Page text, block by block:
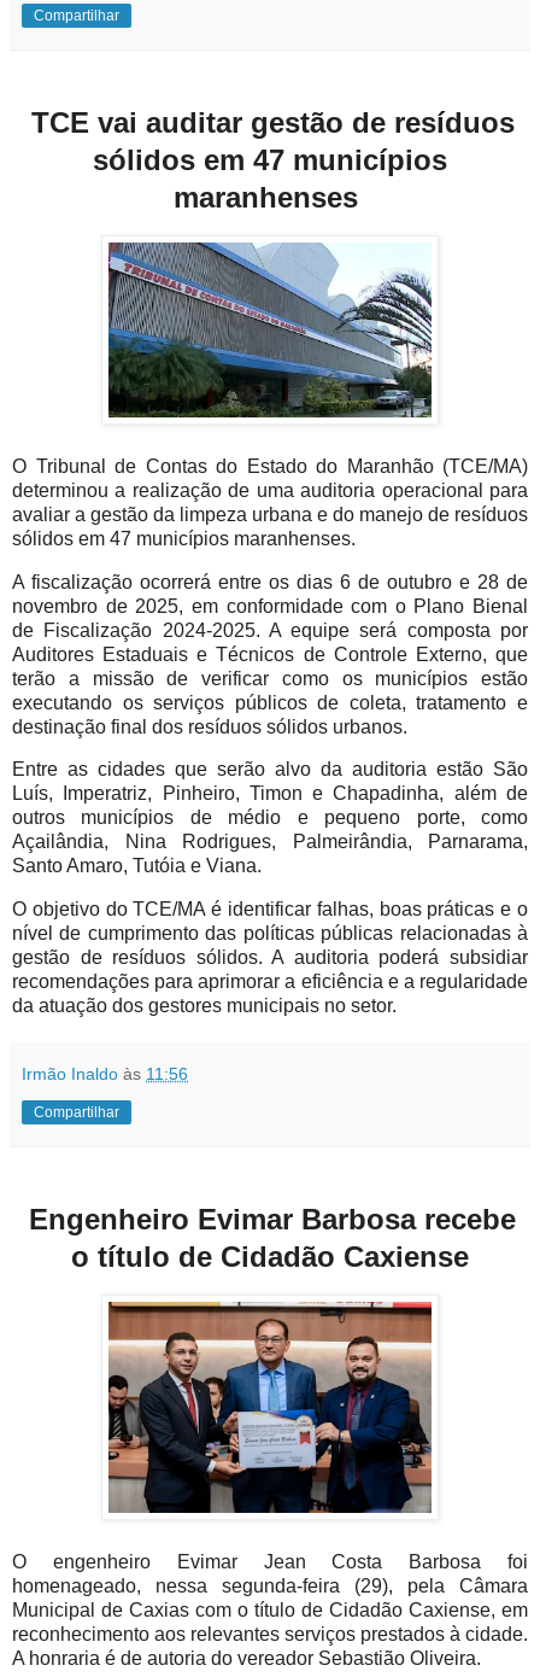
Compartilhar
TCE vai auditar gestão de resíduos
sólidos em 47 municípios
maranhenses
O Tribunal de Contas do Estado do Maranhão (TCE/MA)
determinou a realização de uma auditoria operacional para
avaliar a gestão da limpeza urbana e do manejo de resíduos
sólidos em 47 municípios maranhenses.
A fiscalização ocorrerá entre os dias 6 de outubro e 28 de
novembro de 2025, em conformidade com o Plano Bienal
de Fiscalização 2024-2025. A equipe será composta por
Auditores Estaduais e Técnicos de Controle Externo, que
terão a missão de verificar como os municípios estão
executando os serviços públicos de coleta, tratamento e
destinação final dos resíduos sólidos urbanos.
Entre as cidades que serão alvo da auditoria estão São
Luís, Imperatriz, Pinheiro, Timon e Chapadinha, além de
outros municípios de médio e pequeno porte, como
Açailândia, Nina Rodrigues, Palmeirândia, Parnarama,
Santo Amaro, Tutóia e Viana.
O objetivo do TCE/MA é identificar falhas, boas práticas e o
nível de cumprimento das políticas públicas relacionadas à
gestão de resíduos sólidos. A auditoria poderá subsidiar
recomendações para aprimorar a eficiência e a regularidade
da atuação dos gestores municipais no setor.
Irmão Inaldo às 11:56
Compartilhar
Engenheiro Evimar Barbosa recebe
o título de Cidadão Caxiense
O engenheiro Evimar Jean Costa Barbosa foi
homenageado, nessa segunda-feira (29), pela Câmara
Municipal de Caxias com o título de Cidadão Caxiense, em
reconhecimento aos relevantes serviços prestados à cidade.
A honraria é de autoria do vereador Sebastião Oliveira.